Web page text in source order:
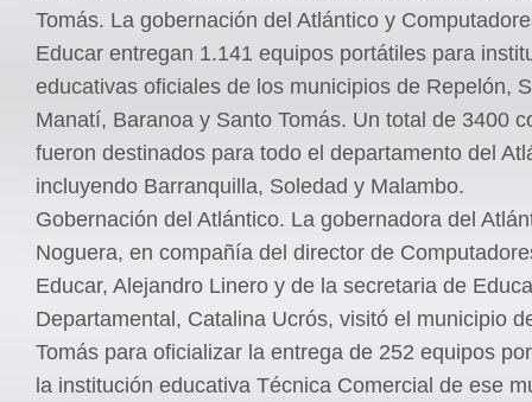
Tomás. La gobernación del Atlántico y
Educar entregan 1.141 equipos portátiles para
educativas oficiales de los municipios de Repelón,
Manatí, Baranoa y Santo Tomás. Un total de 3400
fueron destinados para todo el departamento del
incluyendo Barranquilla, Soledad y Malambo.
Gobernación del Atlántico. La gobernadora del
Noguera, en compañía del director de
Educar, Alejandro Linero y de la secretaria de
Departamental, Catalina Ucrós, visitó el municipio
Tomás para oficializar la entrega de 252 equipos
la institución educativa Técnica Comercial de ese